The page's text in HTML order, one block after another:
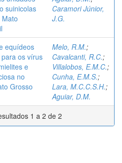
suinicolas
Caramori Júnior,
J.G.
equídeos
os vírus
e
no
Grosso
Melo, R.M.;
Cavalcanti, R.C.;
Villalobos, E.M.C.;
Cunha, E.M.S.;
Lara, M.C.C.S.H.;
Aguiar, D.M.
1 a 2 de 2